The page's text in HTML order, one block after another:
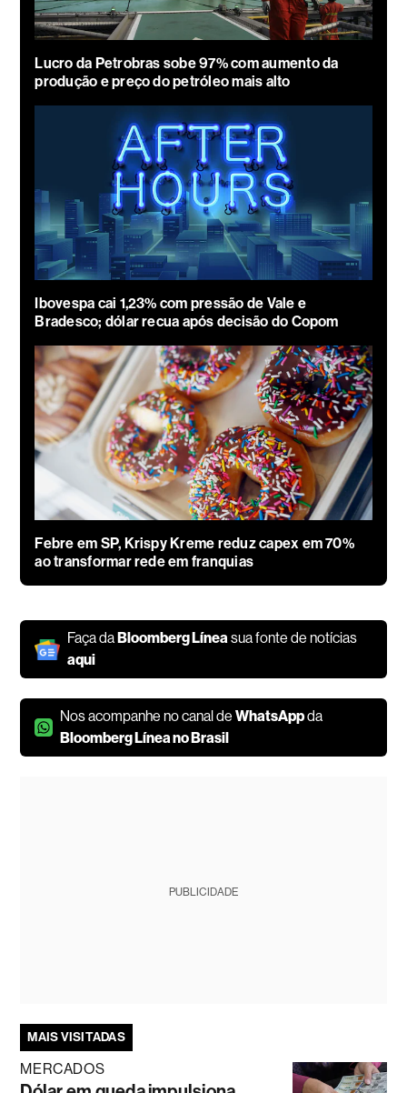
Lucro da Petrobras sobe 97% com aumento da
produção e preço do petróleo mais alto
Ibovespa cai 1,23% com pressão de Vale e
Bradesco; dólar recua após decisão do Copom
Febre em SP, Krispy Kreme reduz capex em 70%
ao transformar rede em franquias
Faça da Bloomberg Líneasua fonte de notícias
aqui
Nos acompanhe no canal deWhatsAppda
Bloomberg Línea no Brasil
PUBLICIDADE
MAIS VISITADAS
MERCADOS